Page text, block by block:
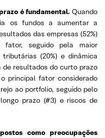
é fundamental. Quando
os fundos a aumentar a
das empresas (52%)
seguido pela maior
(20%) e dinâmica
de resultados do curto prazo
principal fator considerado
ao portfolio, seguido pelo
prazo (#3) e riscos de
como preocupações